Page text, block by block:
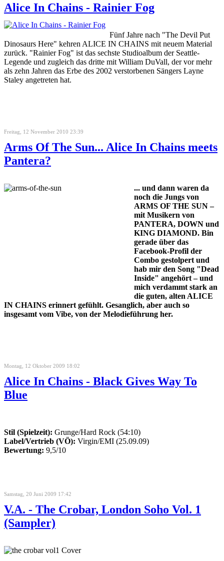
Alice In Chains - Rainier Fog
Fünf Jahre nach "The Devil Put
Dinosaurs Here" kehren ALICE IN CHAINS mit neuem Material
zurück. "Rainier Fog" ist das sechste Studioalbum der Seattle-
Legende und zugleich das dritte mit William DuVall, der vor mehr
als zehn Jahren das Erbe des 2002 verstorbenen Sängers Layne
Staley angetreten hat.
Freitag, 12 November 2010 23:39
Arms Of The Sun... Alice In Chains meets
Pantera?
... und dann waren da
noch die Jungs von
ARMS OF THE SUN –
mit Musikern von
PANTERA, DOWN und
KING DIAMOND. Bin
gerade über das
Facebook-Profil der
Combo gestolpert und
hab mir den Song "Dead
Inside" angehört – und
mich verdammt stark an
die guten, alten ALICE
IN CHAINS erinnert gefühlt. Gesanglich, aber auch so
insgesamt vom Vibe, von der Melodieführung her.
Montag, 12 Oktober 2009 18:02
Alice In Chains - Black Gives Way To
Blue
Stil (Spielzeit): Grunge/Hard Rock (54:10)
Label/Vertrieb (VÖ): Virgin/EMI (25.09.09)
Bewertung: 9,5/10
Samstag, 20 Juni 2009 17:42
V.A. - The Crobar, London Soho Vol. 1
(Sampler)